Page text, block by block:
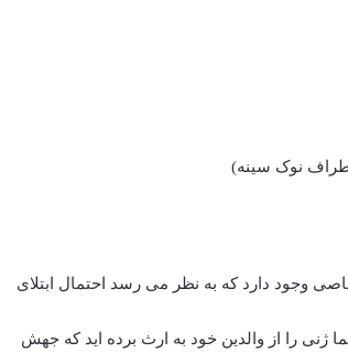
نوک سینه)
وجود دارد که به نظر می رسد احتمال ابتلای
موارد، شما ژنی را از والدین خود به ارث برده اید که جهش